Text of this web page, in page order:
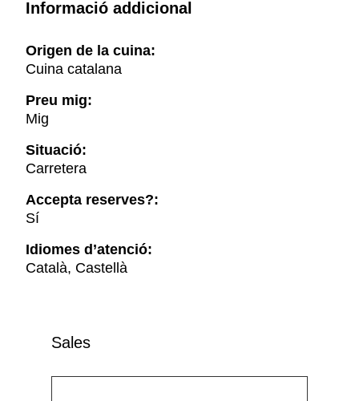
Informació addicional
Origen de la cuina:
Cuina catalana
Preu mig:
Mig
Situació:
Carretera
Accepta reserves?:
Sí
Idiomes d’atenció:
Català, Castellà
Sales